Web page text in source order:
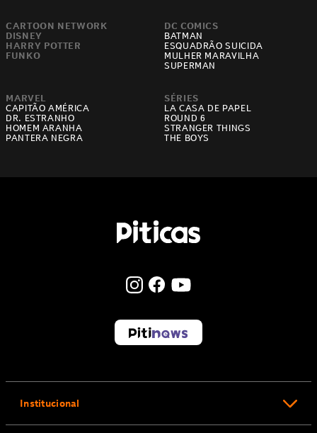
CARTOON NETWORK
DISNEY
HARRY POTTER
FUNKO
DC COMICS
BATMAN
ESQUADRÃO SUICIDA
MULHER MARAVILHA
SUPERMAN
MARVEL
CAPITÃO AMÉRICA
DR. ESTRANHO
HOMEM ARANHA
PANTERA NEGRA
SÉRIES
LA CASA DE PAPEL
ROUND 6
STRANGER THINGS
THE BOYS
Institucional